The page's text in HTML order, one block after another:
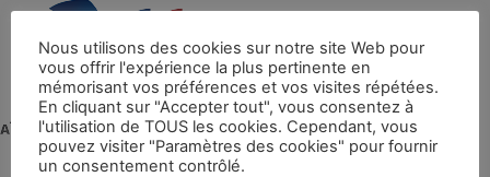
La fédération
Nous utilisons des cookies sur notre site Web pour
vous offrir l'expérience la plus pertinente en
mémorisant vos préférences et vos visites répétées.
En cliquant sur "Accepter tout", vous consentez à
l'utilisation de TOUS les cookies. Cependant, vous
pouvez visiter "Paramètres des cookies" pour fournir
un consentement contrôlé.